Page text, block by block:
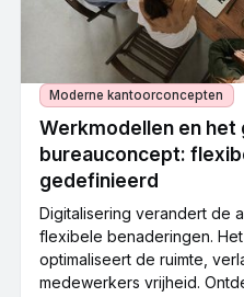
Moderne kantoorconcepten
Werkmodellen en het
bureauconcept:
gedefinieerd
Digitalisering verandert de
flexibele benaderingen.
optimaliseert de ruimte,
medewerkers vrijheid.